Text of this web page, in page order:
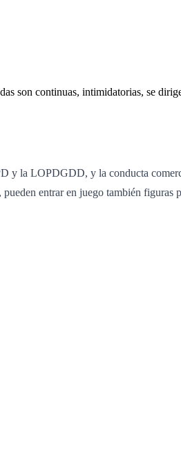
son continuas, intimidatorias, se
y la LOPDGDD, y la conducta
entrar en juego también figuras